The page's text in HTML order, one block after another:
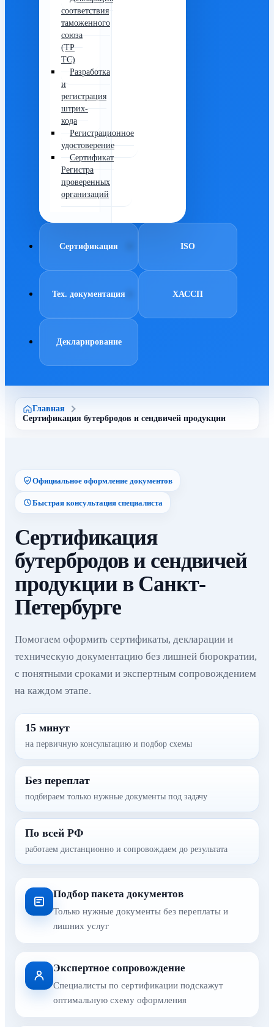
соответствия
таможенного
союза
(ТР
ТС)
Разработка
и
регистрация
штрих-
кода
Регистрационное
удостоверение
Сертификат
Регистра
проверенных
организаций
Сертификация ISO
Тех. документация ХАССП
Декларирование
Главная
Сертификация бутербродов и сендвичей продукции
Официальное оформление документов
Быстрая консультация специалиста
Сертификация
бутербродов и сендвичей
продукции в Санкт-
Петербурге
Помогаем оформить сертификаты, декларации и
техническую документацию без лишней бюрократии,
с понятными сроками и экспертным сопровождением
на каждом этапе.
15 минут
на первичную консультацию и подбор схемы
Без переплат
подбираем только нужные документы под задачу
По всей РФ
работаем дистанционно и сопровождаем до результата
Подбор пакета документов
Только нужные документы без переплаты и
лишних услуг
Экспертное сопровождение
Специалисты по сертификации подскажут
оптимальную схему оформления